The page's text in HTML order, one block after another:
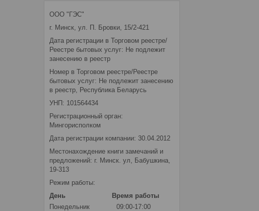
ООО "ГЭС"
г. Минск, ул. П. Бровки, 15/2-421
Дата регистрации в Торговом реестре/
Реестре бытовых услуг: Не подлежит
занесению в реестр
Номер в Торговом реестре/Реестре
бытовых услуг: Не подлежит занесению
в реестр, Республика Беларусь
УНП: 101564434
Регистрационный орган:
Мингорисполком
Дата регистрации компании: 30.04.2012
Местонахождение книги замечаний и
предложений: г. Минск. ул, Бабушкина,
19-313
Режим работы:
День
Время работы
Понедельник
09:00-17:00